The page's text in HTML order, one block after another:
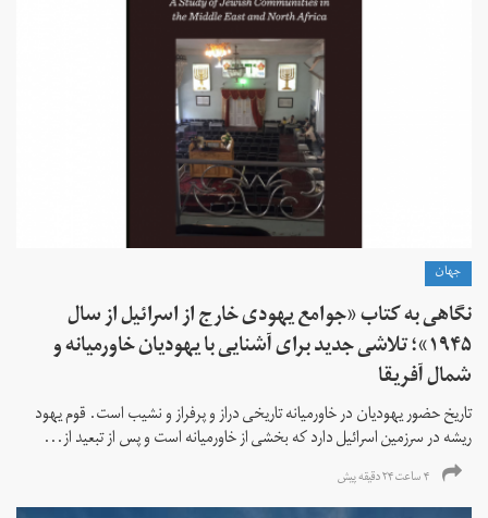
جهان
نگاهی به کتاب «جوامع یهودی خارج از اسرائیل از سال
۱۹۴۵»؛ تلاشی جدید برای آشنایی با یهودیان خاورمیانه و
شمال آفریقا
تاریخ حضور یهودیان در خاورمیانه تاریخی دراز و پرفراز و نشیب است. قوم یهود
ریشه در سرزمین اسرائیل دارد که بخشی از خاورمیانه است و پس از تبعید از...
۴ ساعت ۲۴ دقیقه پیش